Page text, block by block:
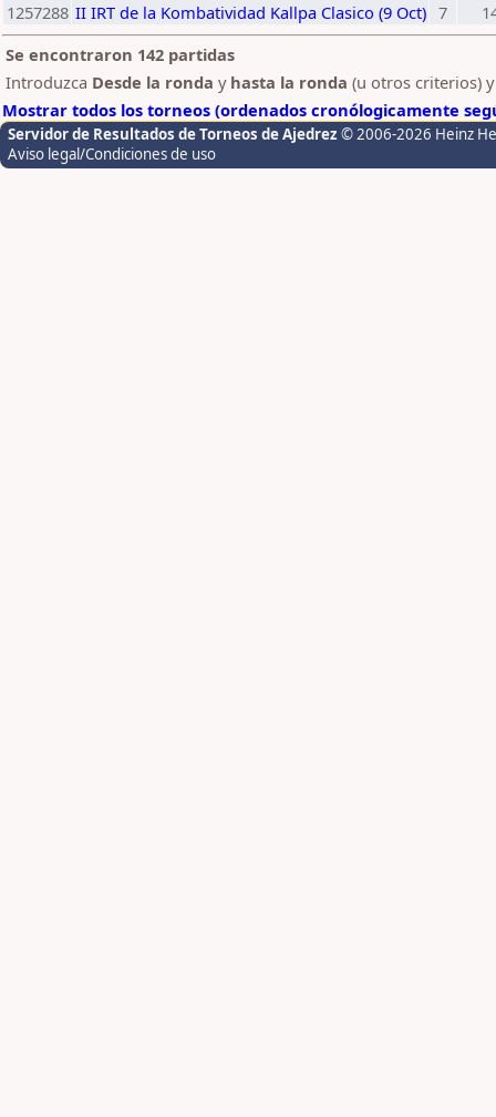
1257288 II IRT de la Kombatividad Kallpa Clasico (9 Oct) 7
Se encontraron 142 partidas
Introduzca Desde la ronda y hasta la ronda (u otros criterios)
Mostrar todos los torneos (ordenados cronólogicamente
Servidor de Resultados de Torneos de Ajedrez © 2006-2026 Heinz
Aviso legal/Condiciones de uso